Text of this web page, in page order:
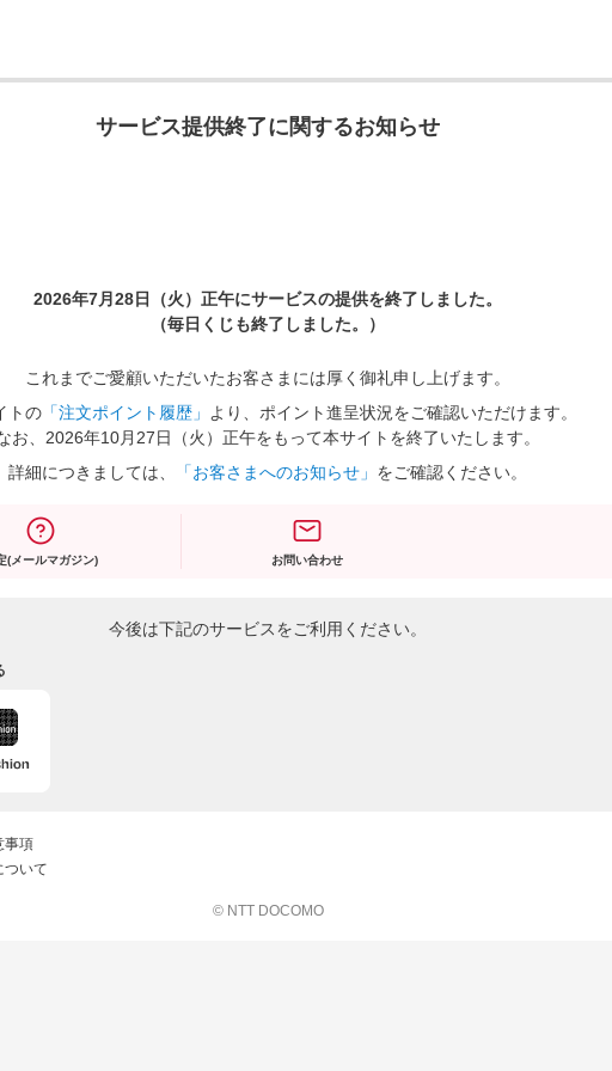
サービス提供終了に関するお知らせ
2026年7月28日（火）正午にサービスの提供を終了しました。
（毎日くじも終了しました。）
これまでご愛顧いただいたお客さまには厚く御礼申し上げます。
トの 「注文ポイント履歴」
より、ポイント進呈状況をご確認いただけます。
お、2026年10月27日（火）正午をもって本サイトを終了いたします。
詳細につきましては、
「お客さまへのお知らせ」 をご確認ください。
(メールマガジン) お問い合わせ
今後は下記のサービスをご利用ください。
事項
ついて
© NTT DOCOMO